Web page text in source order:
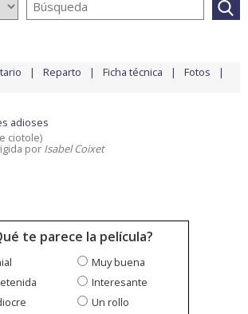
Reparto Ficha técnica Fotos
adioses
ciotole)
por Isabel Coixet
te parece la película?
Muy buena
Interesante
Un rollo